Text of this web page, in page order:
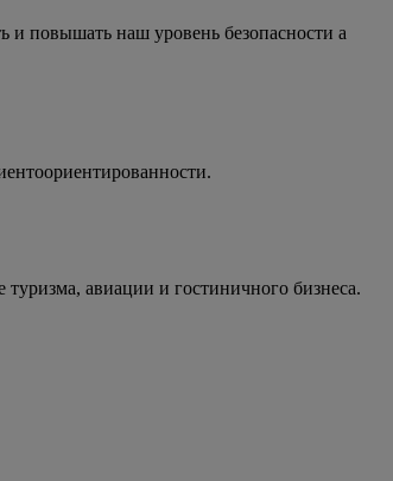
и повышать наш уровень безопасности а
авиации и гостиничного бизнеса.